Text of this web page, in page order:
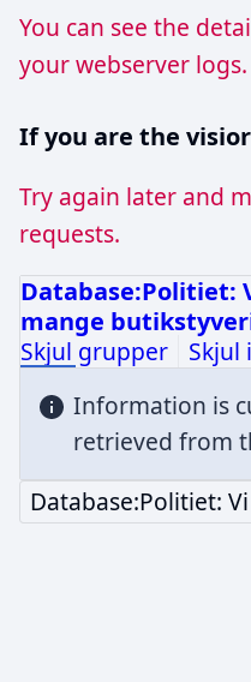
You can see the
your webserver logs.
If you are the
Try again later and
requests.
Database:Politiet:
mange
Skjul grupper
Skjul
Information is
retrieved from